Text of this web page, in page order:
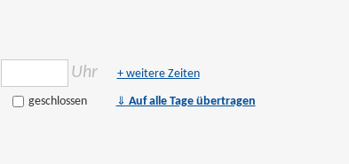
Uhr + weitere Zeiten
geschlossen ⇓ Auf alle Tage übertragen